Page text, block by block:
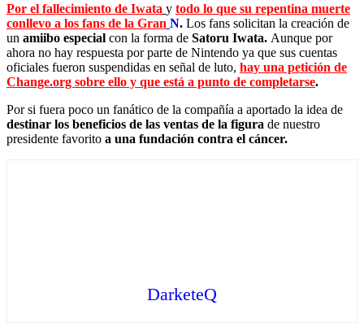
Por el fallecimiento de Iwata y todo lo que su repentina muerte
conllevo a los fans de la Gran N. Los fans solicitan la creación de
un amiibo especial con la forma de Satoru Iwata. Aunque por
ahora no hay respuesta por parte de Nintendo ya que sus cuentas
oficiales fueron suspendidas en señal de luto, hay una petición de
Change.org sobre ello y que está a punto de completarse.
Por si fuera poco un fanático de la compañía a aportado la idea de
destinar los beneficios de las ventas de la figura de nuestro
presidente favorito a una fundación contra el cáncer.
DarketeQ